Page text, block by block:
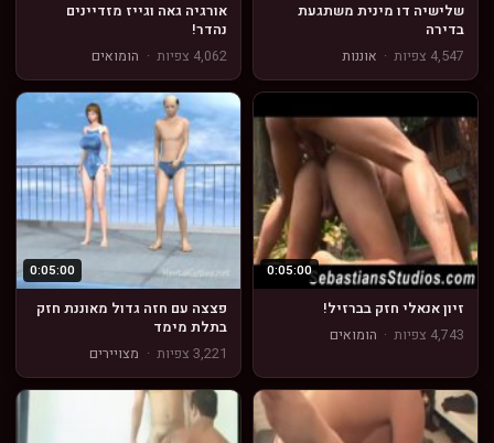
שלישיה דו מינית משתגעת
בדירה
4,547 צפיות
· אוננות
אורגיה גאה וגייז מזדיינים
נהדר!
4,062 צפיות
· הומואים
0:05:00
זיון אנאלי חזק בברזיל!
4,743 צפיות
· הומואים
0:05:00
פצצה עם חזה גדול מאוננת חזק
בתלת מימד
3,221 צפיות
· מצויירים